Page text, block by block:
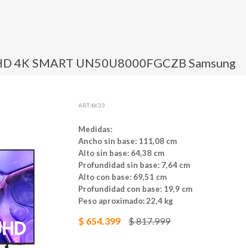
4K SMART UN50U8000FGCZB Samsung
ART.4K33
Medidas:
Ancho sin base: 111,08 cm
Alto sin base: 64,38 cm
Profundidad sin base: 7,64 cm
Alto con base: 69,51 cm
Profundidad con base: 19,9 cm
Peso aproximado: 22,4 kg
$ 654.399 $ 817.999